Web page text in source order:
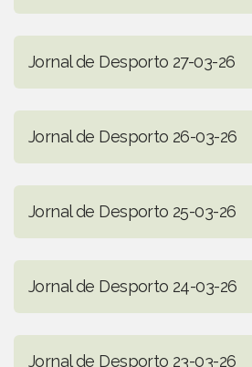
Jornal de Desporto 27-03-26
Jornal de Desporto 26-03-26
Jornal de Desporto 25-03-26
Jornal de Desporto 24-03-26
Jornal de Desporto 23-03-26